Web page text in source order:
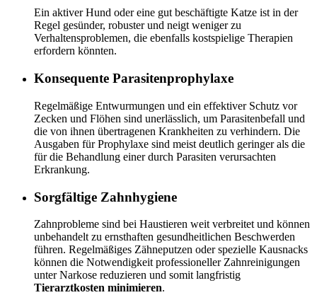
Ein aktiver Hund oder eine gut beschäftigte Katze ist in der
Regel gesünder, robuster und neigt weniger zu
Verhaltensproblemen, die ebenfalls kostspielige Therapien
erfordern könnten.
Konsequente Parasitenprophylaxe
Regelmäßige Entwurmungen und ein effektiver Schutz vor
Zecken und Flöhen sind unerlässlich, um Parasitenbefall und
die von ihnen übertragenen Krankheiten zu verhindern. Die
Ausgaben für Prophylaxe sind meist deutlich geringer als die
für die Behandlung einer durch Parasiten verursachten
Erkrankung.
Sorgfältige Zahnhygiene
Zahnprobleme sind bei Haustieren weit verbreitet und können
unbehandelt zu ernsthaften gesundheitlichen Beschwerden
führen. Regelmäßiges Zähneputzen oder spezielle Kausnacks
können die Notwendigkeit professioneller Zahnreinigungen
unter Narkose reduzieren und somit langfristig
Tierarztkosten minimieren.